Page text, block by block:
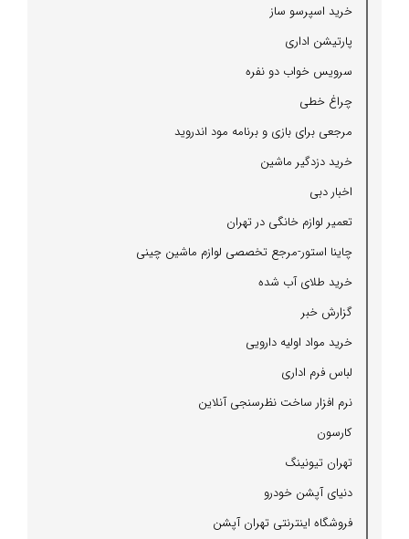
خرید اسپرسو ساز
پارتیشن اداری
سرویس خواب دو نفره
چراغ خطی
مرجعی برای بازی و برنامه مود اندروید
خرید دزدگیر ماشین
اخبار دبی
تعمیر لوازم خانگی در تهران
چاینا استور-مرجع تخصصی لوازم ماشین چینی
خرید طلای آب شده
گزارش خبر
خرید مواد اولیه دارویی
لباس فرم اداری
نرم افزار ساخت نظرسنجی آنلاین
كارسون
تهران تیونینگ
دنیای آپشن خودرو
فروشگاه اینترنتی تهران آپشن